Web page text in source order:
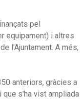
pel
equipament) i altres
l'Ajuntament. A més,
anteriors, gràcies a
que s'ha vist ampliada